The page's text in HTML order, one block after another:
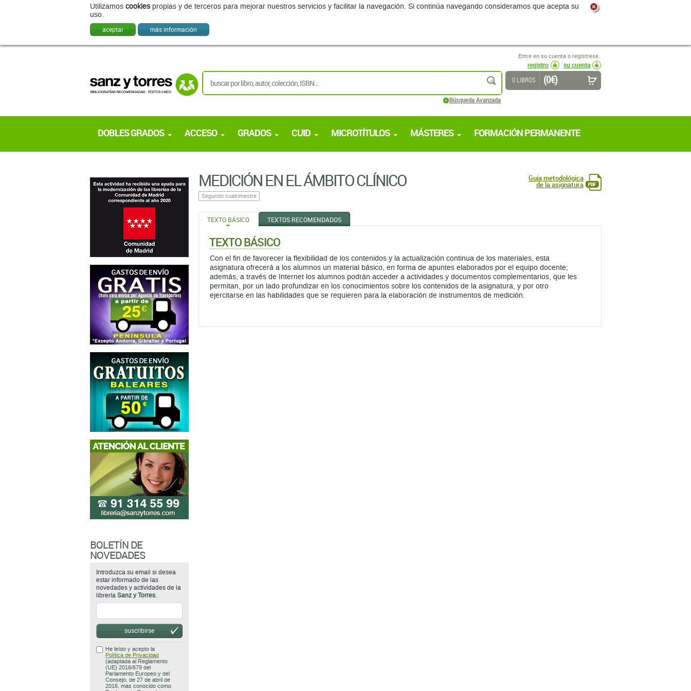
Utilizamos cookies propias y de terceros para mejorar nuestros servicios y facilitar la navegación. Si continúa navegando consideramos que acepta su
uso.
aceptar más información
Entre en su cuenta o regístrese.
registro
su cuenta
buscar
Búsqueda Avanzada
0 LIBROS (0 €)
DOBLES GRADOS ACCESO GRADOS CUID MICROTÍTULOS MÁSTERES FORMACIÓN PERMANENTE
MEDICIÓN EN EL ÁMBITO CLÍNICO
Segundo cuatrimestre
Guía metodológica
de la asignatura
TEXTO BÁSICO TEXTOS RECOMENDADOS
TEXTO BÁSICO
Con el fin de favorecer la flexibilidad de los contenidos y la actualización continua de los materiales, esta
asignatura ofrecerá a los alumnos un material básico, en forma de apuntes elaborados por el equipo docente;
además, a través de Internet los alumnos podrán acceder a actividades y documentos complementarios, que les
permitan, por un lado profundizar en los conocimientos sobre los contenidos de la asignatura, y por otro
ejercitarse en las habilidades que se requieren para la elaboración de instrumentos de medición.
BOLETÍN DE
NOVEDADES
Introduzca su email si desea
estar informado de las
novedades y actividades de la
librería Sanz y Torres.
suscribirse
He leído y acepto la
Política de Privacidad
(adaptada al Reglamento
(UE) 2016/679 del
Parlamento Europeo y del
Consejo, de 27 de abril de
2016, mas conocido como